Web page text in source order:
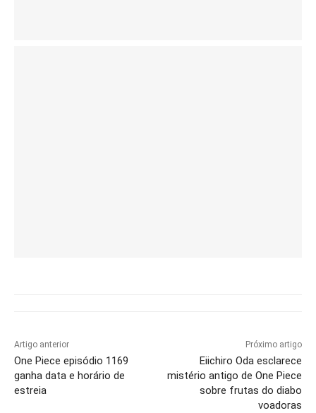
Artigo anterior
One Piece episódio 1169
ganha data e horário de
estreia
Próximo artigo
Eiichiro Oda esclarece
mistério antigo de One Piece
sobre frutas do diabo
voadoras